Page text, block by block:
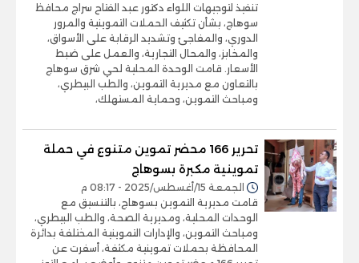
تنفيذ لتوجيهات اللواء دكتور عبد الفتاح سراج محافظ
سوهاج، بشأن تكثيف الحملات التموينية والمرور
الدوري، والمفاجئ وتشديد الرقابة على الأسواق،
والمخابز، والمحال التجارية، والعمل على ضبط
الأسعار. قامت الوحدة المحلية لحي شرق سوهاج
بالتعاون مع مديرية التموين، والطب البيطري،
ومباحث التموين، وحماية المستهلك،
تحرير 166 محضر تموين متنوع في حملة
تموينية مكبرة بسوهاج
الجمعة 15/أغسطس/2025 - 08:17 م
قامت مديرية التموين بسوهاج، بالتنسيق مع
الوحدات المحلية، ومديرية الصحة، والطب البيطري،
ومباحث التموين، والإدارات التموينية المختلفة بدائرة
المحافظة بحملات تموينية مكثفة، أسفرت عن